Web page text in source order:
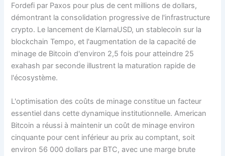
Fordefi par Paxos pour plus de cent millions de dollars,
démontrant la consolidation progressive de l'infrastructure
crypto. Le lancement de KlarnaUSD, un stablecoin sur la
blockchain Tempo, et l'augmentation de la capacité de
minage de Bitcoin d'environ 2,5 fois pour atteindre 25
exahash par seconde illustrent la maturation rapide de
l'écosystème.
L'optimisation des coûts de minage constitue un facteur
essentiel dans cette dynamique institutionnelle. American
Bitcoin a réussi à maintenir un coût de minage environ
cinquante pour cent inférieur au prix au comptant, soit
environ 56 000 dollars par BTC, avec une marge brute